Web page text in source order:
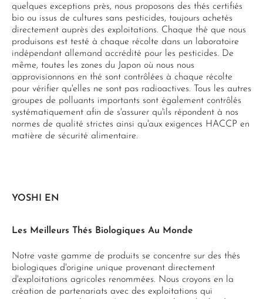
quelques exceptions près, nous proposons des thés certifiés
bio ou issus de cultures sans pesticides, toujours achetés
directement auprès des exploitations. Chaque thé que nous
produisons est testé à chaque récolte dans un laboratoire
indépendant allemand accrédité pour les pesticides. De
même, toutes les zones du Japon où nous nous
approvisionnons en thé sont contrôlées à chaque récolte
pour vérifier qu'elles ne sont pas radioactives. Tous les autres
groupes de polluants importants sont également contrôlés
systématiquement afin de s'assurer qu'ils répondent à nos
normes de qualité strictes ainsi qu'aux exigences HACCP en
matière de sécurité alimentaire.
YOSHI EN
Les Meilleurs Thés Biologiques Au Monde
Notre vaste gamme de produits se concentre sur des thés
biologiques d'origine unique provenant directement
d'exploitations agricoles renommées. Nous croyons en la
création de partenariats avec des exploitations qui